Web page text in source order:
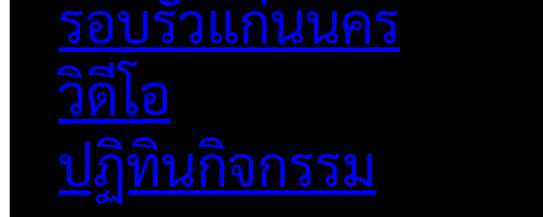
รอบรั้วแก่นนคร
วิดีโอ
ปฏิทินกิจกรรม